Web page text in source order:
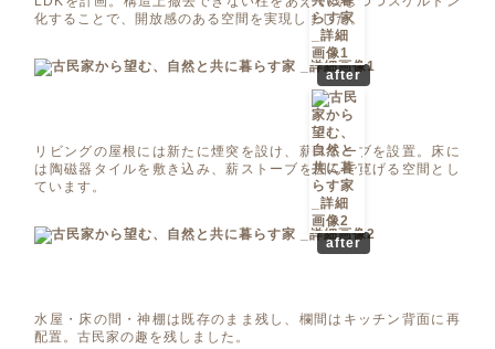
化することで、開放感のある空間を実現しました。
after
リビングの屋根には新たに煙突を設け、薪ストーブを設置。床に
は陶磁器タイルを敷き込み、薪ストーブを囲んで寛げる空間とし
ています。
after
水屋・床の間・神棚は既存のまま残し、欄間はキッチン背面に再
配置。古民家の趣を残しました。